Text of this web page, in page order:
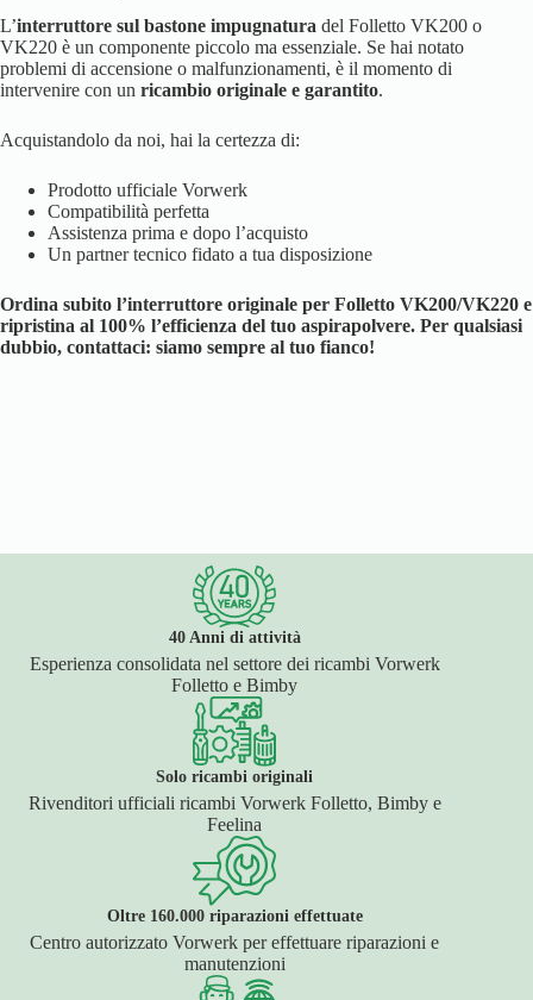
L’interruttore sul bastone impugnatura del Folletto VK200 o
VK220 è un componente piccolo ma essenziale. Se hai notato
problemi di accensione o malfunzionamenti, è il momento di
intervenire con un ricambio originale e garantito.
Acquistandolo da noi, hai la certezza di:
Prodotto ufficiale Vorwerk
Compatibilità perfetta
Assistenza prima e dopo l’acquisto
Un partner tecnico fidato a tua disposizione
Ordina subito l’interruttore originale per Folletto VK200/VK220 e
ripristina al 100% l’efficienza del tuo aspirapolvere. Per qualsiasi
dubbio, contattaci: siamo sempre al tuo fianco!
40 Anni di attività
Esperienza consolidata nel settore dei ricambi Vorwerk
Folletto e Bimby
Solo ricambi originali
Rivenditori ufficiali ricambi Vorwerk Folletto, Bimby e
Feelina
Oltre 160.000 riparazioni effettuate
Centro autorizzato Vorwerk per effettuare riparazioni e
manutenzioni